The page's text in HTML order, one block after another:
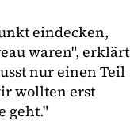
eindecken,
waren", erklärt
nur einen Teil
wollten erst
geht."